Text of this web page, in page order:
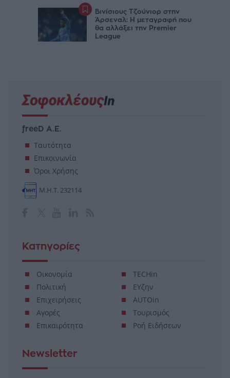
Βινίσιους Τζούνιορ στην
Άρσεναλ: Η μεταγραφή που
θα αλλάξει την Premier
League
freeD Α.Ε.
Ταυτότητα
Επικοινωνία
Όροι Χρήσης
Μ.Η.Τ. 232114
Κατηγορίες
Οικονομία
Πολιτική
Επιχειρήσεις
Αγορές
Επικαιρότητα
TECHin
ΕΥζην
AUTOin
Τουρισμός
Ροή Ειδήσεων
Newsletter